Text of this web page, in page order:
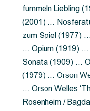
fummeln Liebling
(2001) …
zum Spiel (1977)
… Opium (1919) …
Sonata (1909) …
(1979) … Orson
… Orson Welles
Rosenheim /